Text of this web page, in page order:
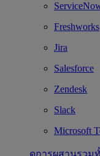
Freshworks
Jira
Salesforce
Zendesk
Slack
Microsoft
ดูการผสานรวม